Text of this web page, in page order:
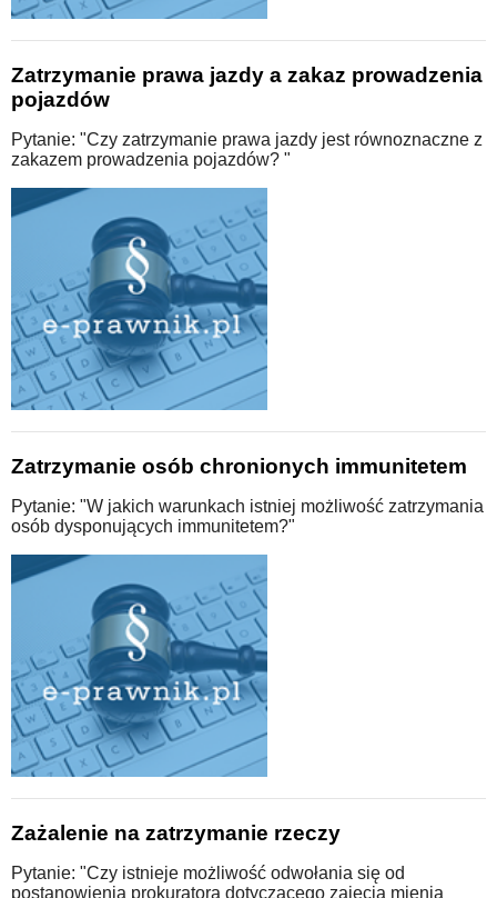
Zatrzymanie prawa jazdy a zakaz prowadzenia
pojazdów
Pytanie: "Czy zatrzymanie prawa jazdy jest równoznaczne z
zakazem prowadzenia pojazdów? "
Zatrzymanie osób chronionych immunitetem
Pytanie: "W jakich warunkach istniej możliwość zatrzymania
osób dysponujących immunitetem?"
Zażalenie na zatrzymanie rzeczy
Pytanie: "Czy istnieje możliwość odwołania się od
postanowienia prokuratora dotyczącego zajęcia mienia